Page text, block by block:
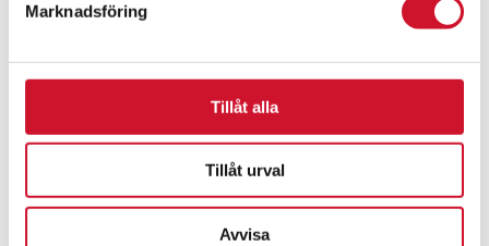
Marknadsföring
Tillåt alla
Tillåt urval
Avvisa
Stort Utbud av Skyttepriser
Oavsett om du arrangerar en klubbmästerskap,
en regional tävling eller ett nationellt mästerskap,
har vi skyttepriser som passar dina behov. Våra